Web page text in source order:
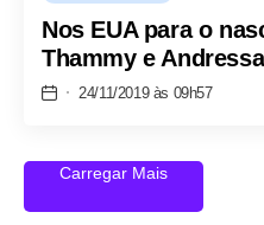
Nos EUA para o
Thammy e
24/11/2019 às 09h57
Carregar Mais